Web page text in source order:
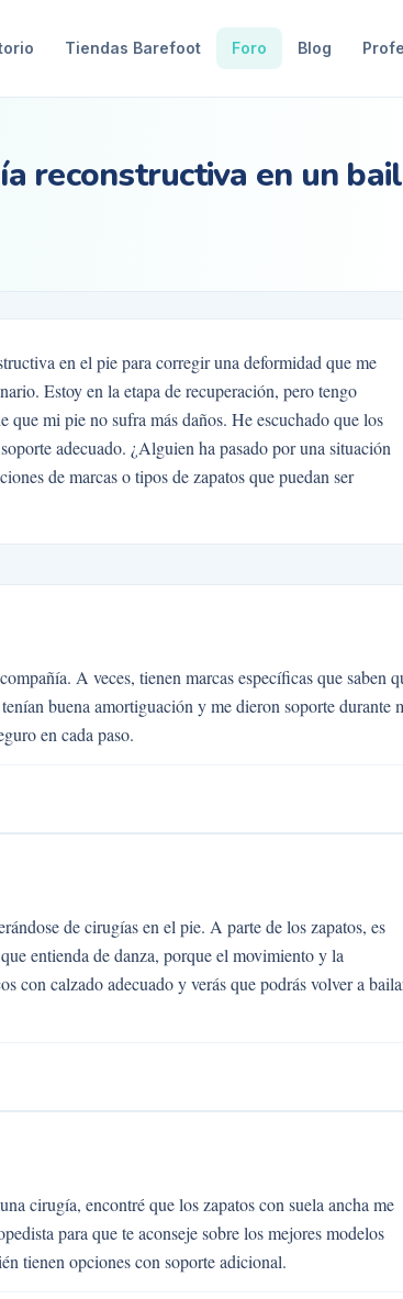
Tiendas Barefoot Foro Blog
reconstructiva en un
en el pie para corregir una deformidad que me
Estoy en la etapa de recuperación, pero tengo
que mi pie no sufra más daños. He escuchado que los
adecuado. ¿Alguien ha pasado por una situación
de marcas o tipos de zapatos que puedan ser
A veces, tienen marcas específicas que saben
buena amortiguación y me dieron soporte durante
en cada paso.
de cirugías en el pie. A parte de los zapatos, es
entienda de danza, porque el movimiento y la
con calzado adecuado y verás que podrás volver a
cirugía, encontré que los zapatos con suela ancha me
para que te aconseje sobre los mejores modelos
tienen opciones con soporte adicional.